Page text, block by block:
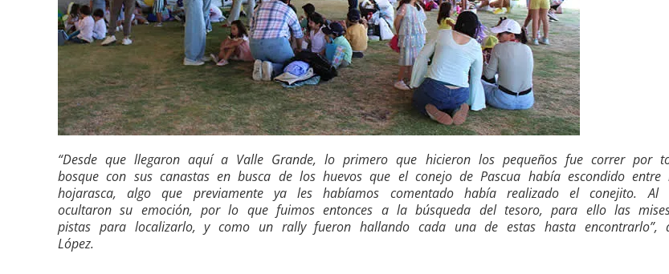
“Desde que llegaron aquí a Valle Grande, lo primero que hicieron los pequeños fue correr por
bosque con sus canastas en busca de los huevos que el conejo de Pascua había escondido
hojarasca, algo que previamente ya les habíamos comentado había realizado el conejito. Al
ocultaron su emoción, por lo que fuimos entonces a la búsqueda del tesoro, para ello las
pistas para localizarlo, y como un rally fueron hallando cada una de estas hasta encontrarlo”,
López.